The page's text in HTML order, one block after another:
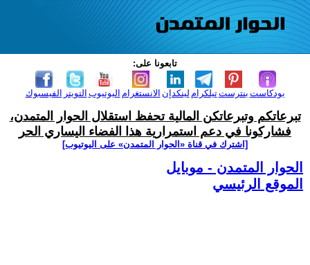
تابعونا على:
الفيسبوك التويتر اليوتيوب الانستغرام لينكدإن تيلكرامبنترست بودكاست
تبرعاتكم وتبرعاتكن المالية تحفظ استقلال الحوار المتمدن،
فشاركونا في دعم استمرارية هذا الفضاء اليساري الحر
[اشترك في قناة ‫«الحوار المتمدن» على اليوتيوب]
الحوار المتمدن - موبايل
الموقع الرئيسي